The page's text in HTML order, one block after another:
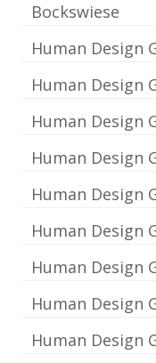
Bockswiese
Human Design
Human Design
Human Design
Human Design
Human Design
Human Design
Human Design
Human Design
Human Design